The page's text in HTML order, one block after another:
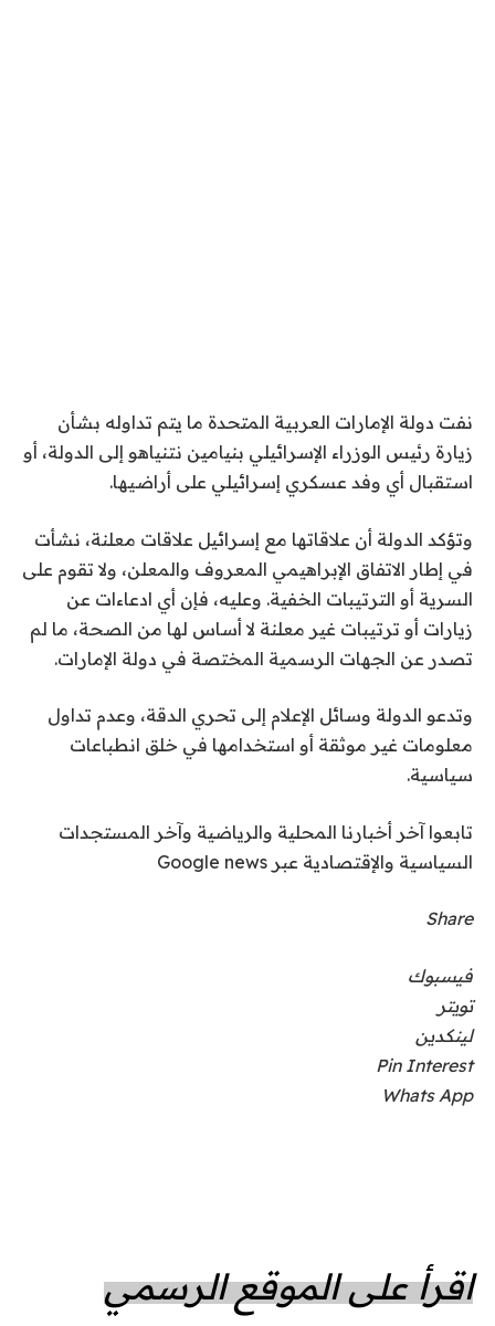
نفت دولة الإمارات العربية المتحدة ما يتم تداوله بشأن
زيارة رئيس الوزراء الإسرائيلي بنيامين نتنياهو إلى الدولة، أو
استقبال أي وفد عسكري إسرائيلي على أراضيها.
وتؤكد الدولة أن علاقاتها مع إسرائيل علاقات معلنة، نشأت
في إطار الاتفاق الإبراهيمي المعروف والمعلن، ولا تقوم على
السرية أو الترتيبات الخفية. وعليه، فإن أي ادعاءات عن
زيارات أو ترتيبات غير معلنة لا أساس لها من الصحة، ما لم
تصدر عن الجهات الرسمية المختصة في دولة الإمارات.
وتدعو الدولة وسائل الإعلام إلى تحري الدقة، وعدم تداول
معلومات غير موثقة أو استخدامها في خلق انطباعات
سياسية.
تابعوا آخر أخبارنا المحلية والرياضية وآخر المستجدات
السياسية والإقتصادية عبر Google news
Share
فيسبوك
تويتر
لينكدين
Pin Interest
Whats App
اقرأ على الموقع الرسمي